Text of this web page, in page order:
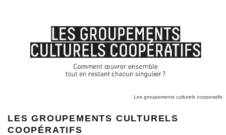
Les groupements culturels cooperatifs
LES GROUPEMENTS CULTURELS
COOPÉRATIFS